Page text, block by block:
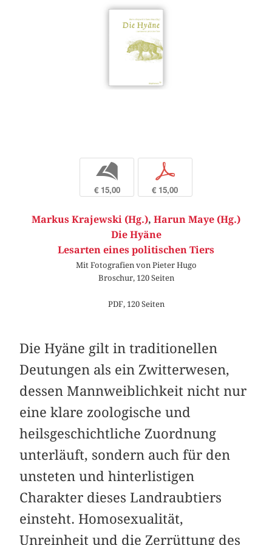
b
€ 15,00
p
€ 15,00
Markus Krajewski (Hg.), Harun Maye (Hg.)
Die Hyäne
Lesarten eines politischen Tiers
Mit Fotografien von Pieter Hugo
Broschur, 120 Seiten
PDF, 120 Seiten
Die Hyäne gilt in traditionellen
Deutungen als ein Zwitterwesen,
dessen Mannweiblichkeit nicht nur
eine klare zoologische und
heilsgeschichtliche Zuordnung
unterläuft, sondern auch für den
unsteten und hinterlistigen
Charakter dieses Landraubtiers
einsteht. Homosexualität,
Unreinheit und die Zerrüttung des